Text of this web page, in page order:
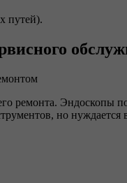
путей).
ремонта. Эндоскопы
но нуждается